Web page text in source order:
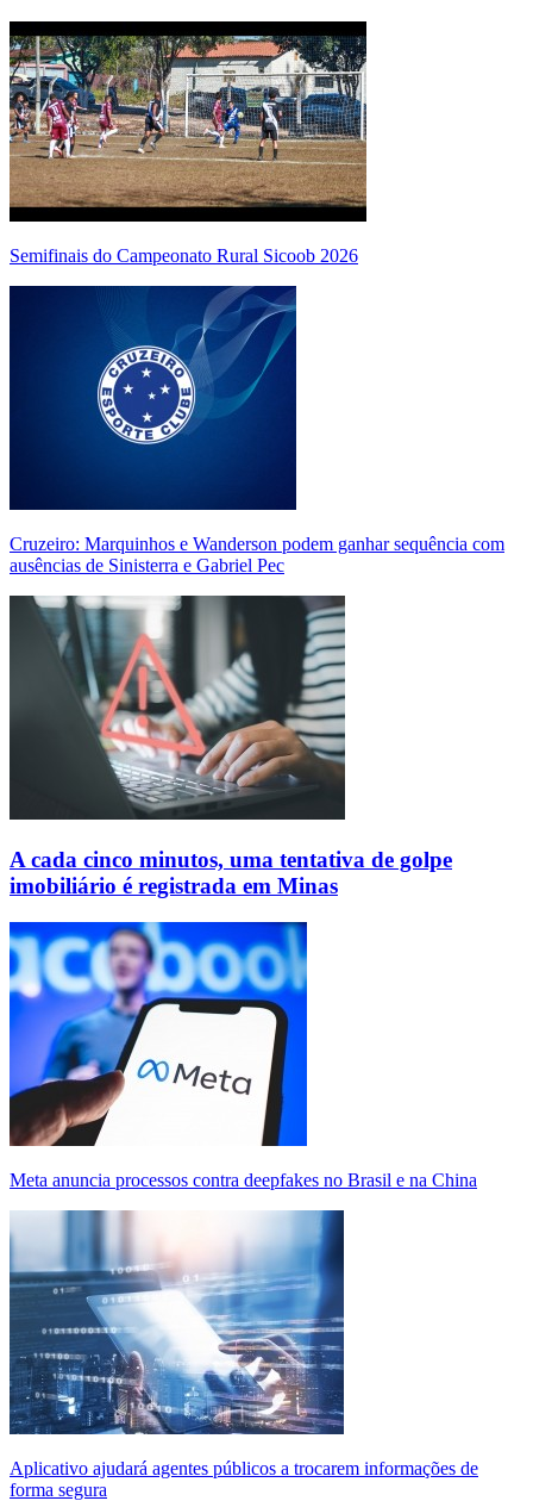
Semifinais do Campeonato Rural Sicoob 2026
Cruzeiro: Marquinhos e Wanderson podem ganhar sequência com
ausências de Sinisterra e Gabriel Pec
A cada cinco minutos, uma tentativa de golpe
imobiliário é registrada em Minas
Meta anuncia processos contra deepfakes no Brasil e na China
Aplicativo ajudará agentes públicos a trocarem informações de
forma segura